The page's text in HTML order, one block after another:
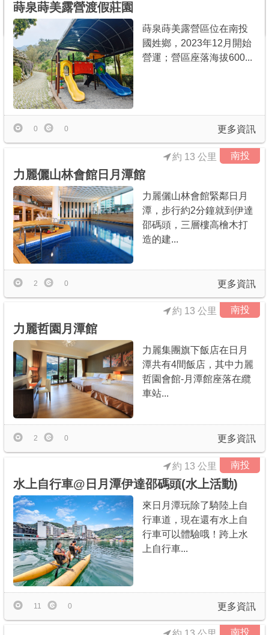
更多資訊
0
蒔泉蒔美露營渡假莊園
蒔泉蒔美露營區位在南投
國姓鄉，2023年12月開始
營運；營區座落海拔600...
更多資訊
0 0
南投
力麗儷山林會館日月潭館
約 13 公里
力麗儷山林會館緊鄰日月
潭，步行約2分鐘就到伊達
邵碼頭，三層樓高檜木打
造的建...
更多資訊
2 0
南投
力麗哲園月潭館
約 13 公里
力麗集團旗下飯店在日月
潭共有4間飯店，其中力麗
哲園會館-月潭館座落在纜
車站...
更多資訊
2 0
南投
水上自行車@日月潭伊達邵碼頭(水上活動)
約 13 公里
來日月潭玩除了騎陸上自
行車道，現在還有水上自
行車可以體驗哦！跨上水
上自行車...
更多資訊
11 0
南投